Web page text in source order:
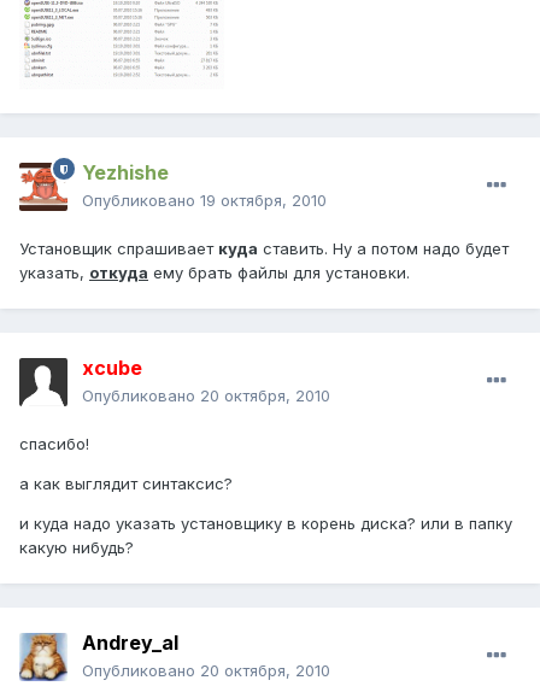
Yezhishe
Опубликовано 19 октября, 2010
Установщик спрашивает куда ставить. Ну а потом надо будет
указать, откуда ему брать файлы для установки.
xcube
Опубликовано 20 октября, 2010
спасибо!
а как выглядит синтаксис?
и куда надо указать установщику в корень диска? или в папку
какую нибудь?
Andrey_al
Опубликовано 20 октября, 2010